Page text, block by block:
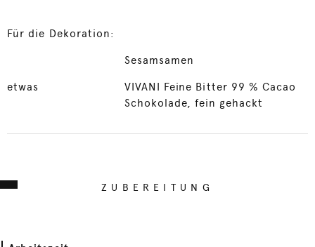
Für die Dekoration:
Sesamsamen
etwas
VIVANI Feine Bitter 99 % Cacao
Schokolade, fein gehackt
ZUBEREITUNG